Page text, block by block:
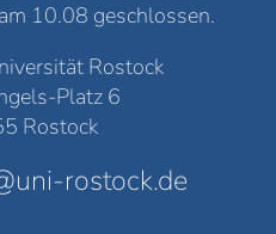
10.08 geschlossen.
Rostock
Platz 6
Rostock
rostock.de